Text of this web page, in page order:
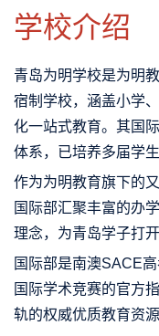
学校介绍
青岛为明学校是为明
宿制学校，涵盖小学
化一站式教育。其国
体系，已培养多届学
作为为明教育旗下的
国际部汇聚丰富的办
理念，为青岛学子打
国际部是南澳SACE
国际学术竞赛的官方
轨的权威优质教育资源